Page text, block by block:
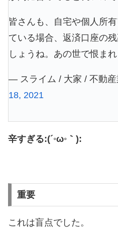
皆さんも、自宅や個人所
ている場合、返済口座の
しょうね。あの世で恨ま
— スライム / 大家 / 不動産
18, 2021
辛すぎる:(´◦ω◦｀):
重要
これは盲点でした。